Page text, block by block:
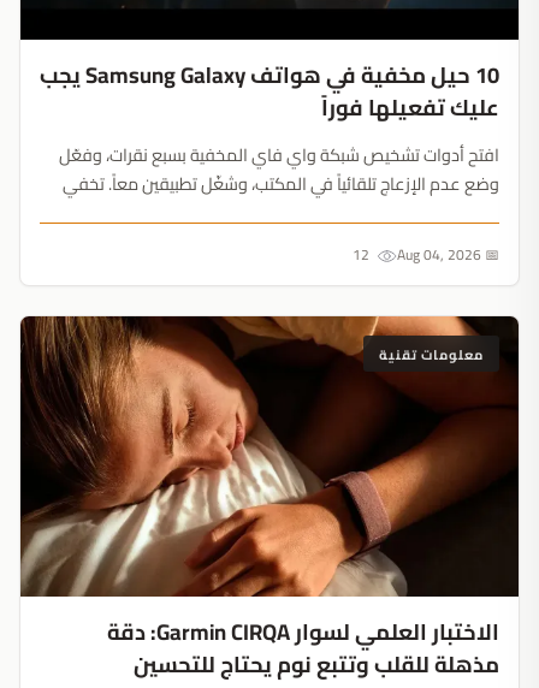
10 حيل مخفية في هواتف Samsung Galaxy يجب
عليك تفعيلها فوراً
افتح أدوات تشخيص شبكة واي فاي المخفية بسبع نقرات، وفعّل
وضع عدم الإزعاج تلقائياً في المكتب، وشغّل تطبيقين معاً. تخفي
📅 Aug 04, 2026
معلومات تقنية
الاختبار العلمي لسوار Garmin CIRQA: دقة
مذهلة للقلب وتتبع نوم يحتاج للتحسين